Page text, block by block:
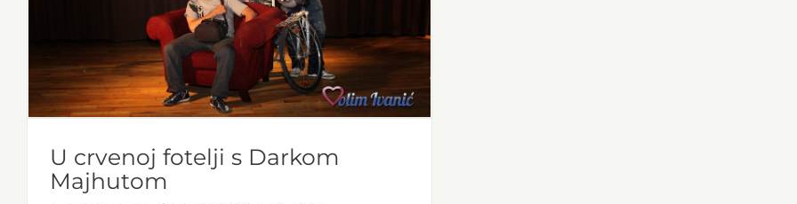
U crvenoj fotelji s Darkom
Majhutom